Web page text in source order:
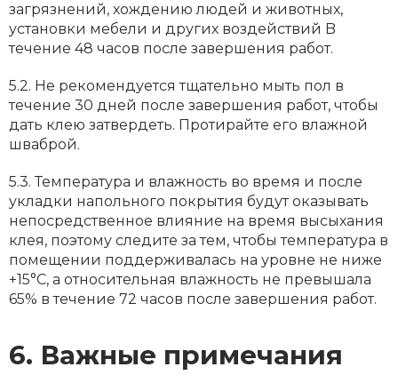
загрязнений, хождению людей и животных,
установки мебели и других воздействий B
течение 48 часов после завершения работ.
5.2. Не рекомендуется тщательно мыть пол в
течение 30 дней после завершения работ, чтобы
дать клею затвердеть. Протирайте его влажной
шваброй.
5.3. Температура и влажность во время и после
укладки напольного покрытия будут оказывать
непосредственное влияние на время высыхания
клея, поэтому следите за тем, чтобы температура в
помещении поддерживалась на уровне не ниже
+15°С, а относительная влажность не превышала
65% в течение 72 часов после завершения работ.
6. Важные примечания